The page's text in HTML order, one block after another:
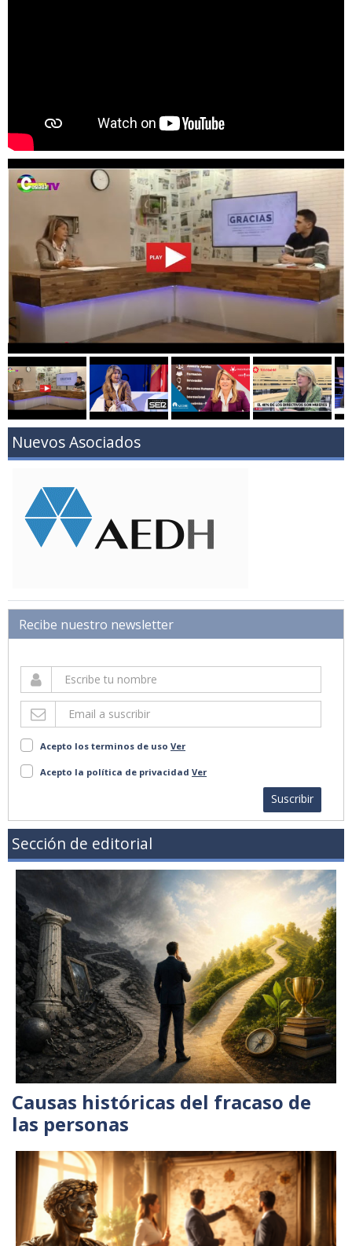
Nuevos Asociados
Recibe nuestro newsletter
Acepto los terminos de uso Ver
Acepto la política de privacidad Ver
Suscribir
Sección de editorial
Causas históricas del fracaso de
las personas